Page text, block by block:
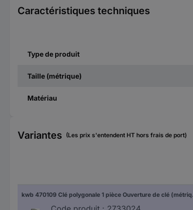
Caractéristiques techniques
Type de produit
Taille (métrique)
Matériau
Variantes (Les prix s'entendent HT hors frais de port)
kwb